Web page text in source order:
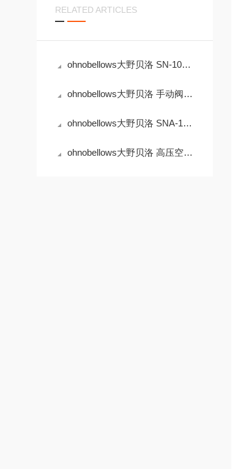
RELATED ARTICLES
ohnobellows大野贝洛 SN-10A-BW-250A-16-EP 手动阀
ohnobellows大野贝洛 手动阀 MS-04-BG-316L
ohnobellows大野贝洛 SNA-10B-BW-25A-NC-16-EP 手动阀
ohnobellows大野贝洛 高压空气动作阀 DSHA-04-BG-NC-316L-EP 华北